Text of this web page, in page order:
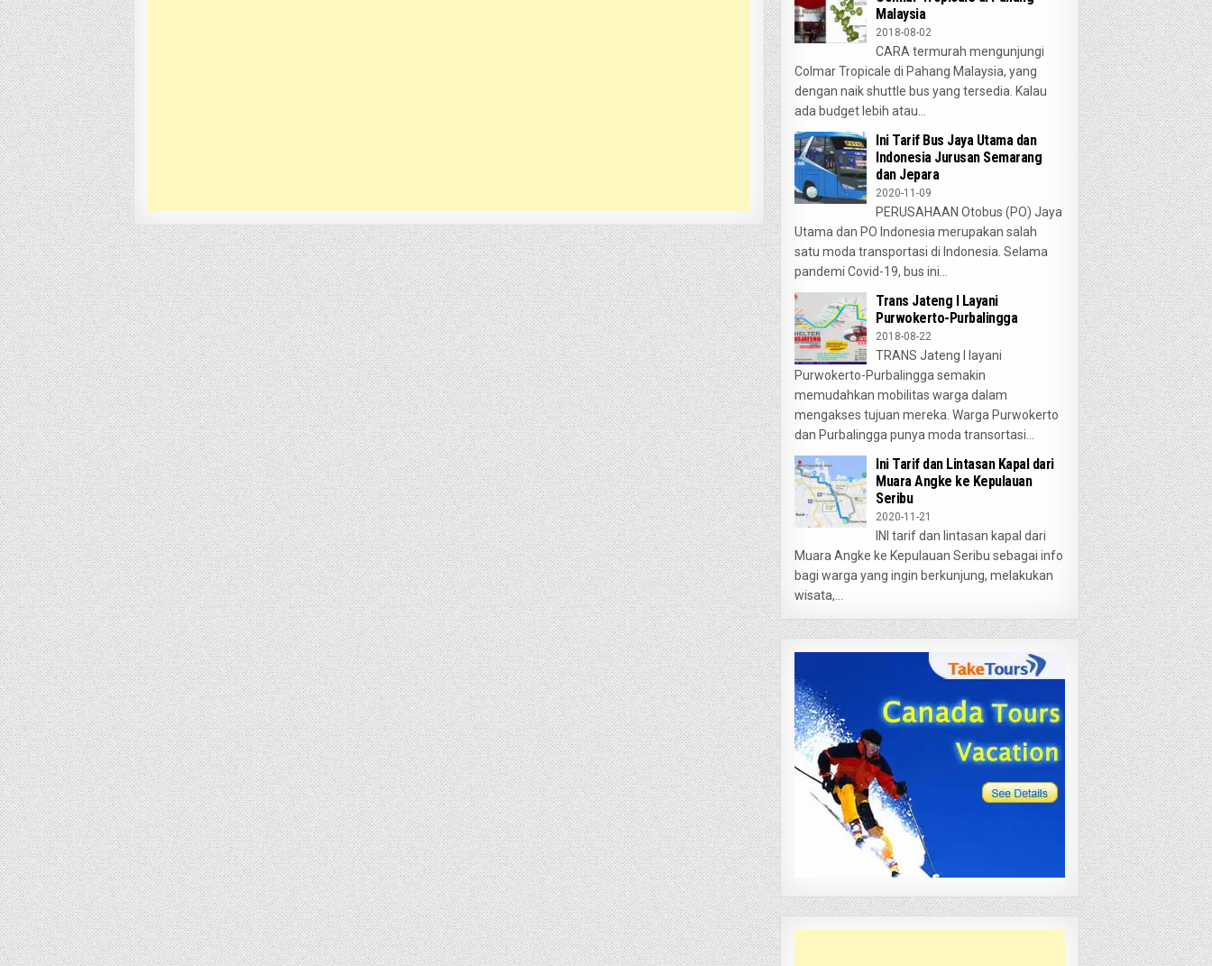
Malaysia
2018-08-02
CARA termurah mengunjungi
Colmar Tropicale di Pahang Malaysia, yang
dengan naik shuttle bus yang tersedia. Kalau
ada budget lebih atau...
Ini Tarif Bus Jaya Utama dan
Indonesia Jurusan Semarang
dan Jepara
2020-11-09
PERUSAHAAN Otobus (PO) Jaya
Utama dan PO Indonesia merupakan salah
satu moda transportasi di Indonesia. Selama
pandemi Covid-19, bus ini...
Trans Jateng I Layani
Purwokerto-Purbalingga
2018-08-22
TRANS Jateng I layani
Purwokerto-Purbalingga semakin
memudahkan mobilitas warga dalam
mengakses tujuan mereka. Warga Purwokerto
dan Purbalingga punya moda transortasi...
Ini Tarif dan Lintasan Kapal dari
Muara Angke ke Kepulauan
Seribu
2020-11-21
INI tarif dan lintasan kapal dari
Muara Angke ke Kepulauan Seribu sebagai info
bagi warga yang ingin berkunjung, melakukan
wisata,...